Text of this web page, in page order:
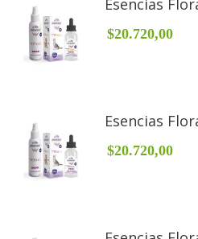
Esencias
$20.720,00
Esencias
$20.720,00